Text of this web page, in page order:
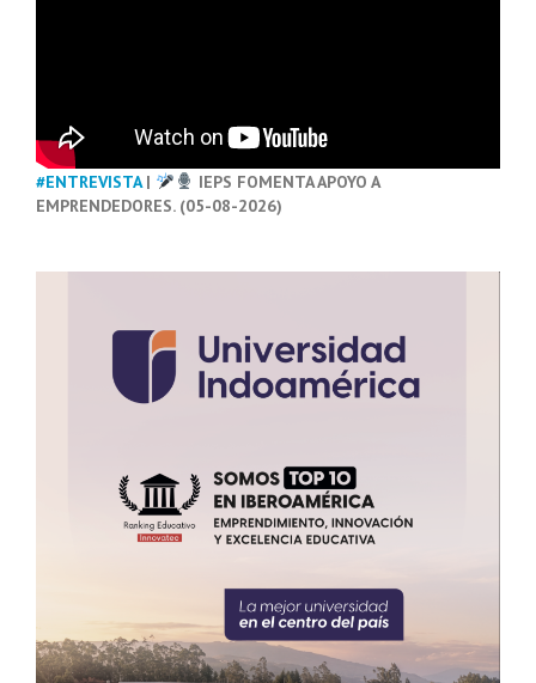
#ENTREVISTA|
IEPS FOMENTA APOYO A
EMPRENDEDORES. (05-08-2026)